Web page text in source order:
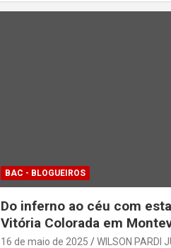
BAC - BLOGUEIROS
Do inferno ao céu com
Vitória Colorada em
16 de maio de 2025 WILSON PARDI